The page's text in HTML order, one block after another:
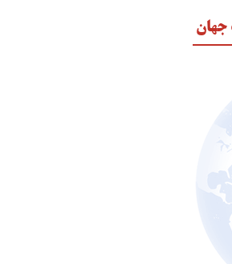
جهان